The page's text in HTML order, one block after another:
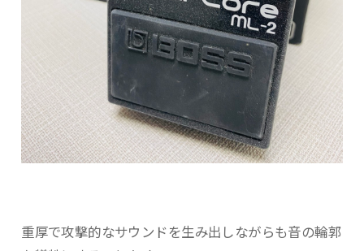
重厚で攻撃的なサウンドを生み出しながらも音の輪郭